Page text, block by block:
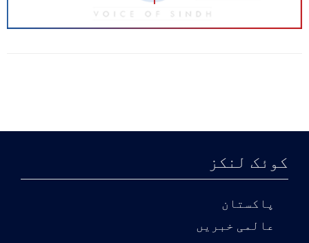
کوئک لنکز
پاکستان
عالمی خبریں